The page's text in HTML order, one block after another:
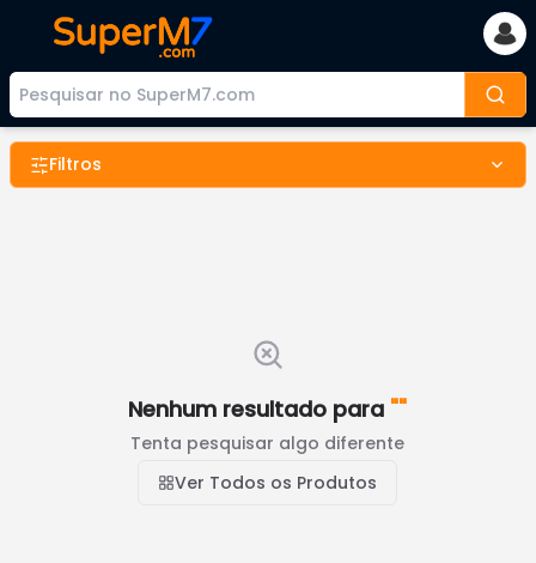
Filtros
Nenhum resultado para ""
Tenta pesquisar algo diferente
Ver Todos os Produtos